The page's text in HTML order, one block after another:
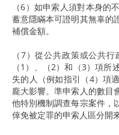
（6）如申索人須對本身的
蓄意隱瞞本可證明其無辜的
補償金額。
（7）從公共政策或公共
（1）、（2）和（3）項所
失的人（例如指引（4）項
龐大影響。準申索人的數目
他特別機制調查每宗案件，
倖免被定罪的申索人區分開來